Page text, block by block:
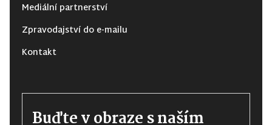
Mediální partnerství
Zpravodajství do e-mailu
Kontakt
Buďte v obraze s naším